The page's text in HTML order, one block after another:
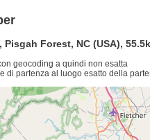
Forest, NC (USA),
geocoding a quindi non esatta
di partenza al luogo esatto della